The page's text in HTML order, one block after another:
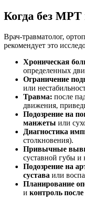
Когда без МРТ
Врач-травматолог,
рекомендует это
Хроническая
определенных
Ограничение
или
Травма: после
движения,
Подозрение на
манжеты или
Диагностика
столкновения).
Привычные
суставной губы и
Подозрение на
сустава или
Планирование
и контроль